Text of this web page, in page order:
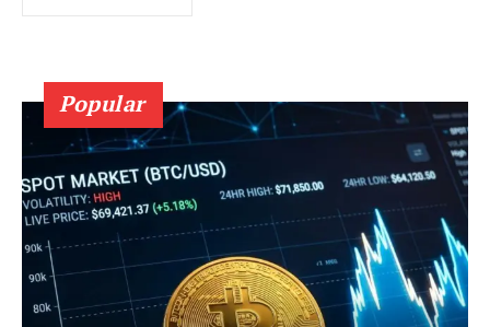
Popular